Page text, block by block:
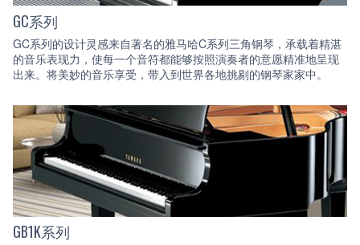
GC系列
GC系列的设计灵感来自著名的雅马哈C系列三角钢琴，承载着精湛
的音乐表现力，使每一个音符都能够按照演奏者的意愿精准地呈现
出来。将美妙的音乐享受，带入到世界各地挑剔的钢琴家家中。
GB1K系列